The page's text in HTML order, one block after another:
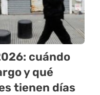
cuándo
y qué
tienen días